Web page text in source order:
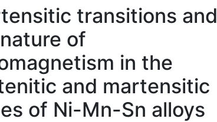
transitions and
of
in the
and martensitic
of Ni-Mn-Sn alloys